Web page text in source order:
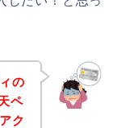
の
ペ
ク